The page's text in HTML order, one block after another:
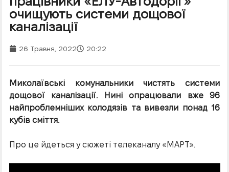
очищують системи дощової
каналізації
26 Травня, 2022 20:22
Миколаївські комунальники чистять системи
дощової каналізації. Нині опрацювали вже 96
найпроблемніших колодязів та вивезли понад 16
кубів сміття.
Про це йдеться у сюжеті телеканалу «МАРТ».